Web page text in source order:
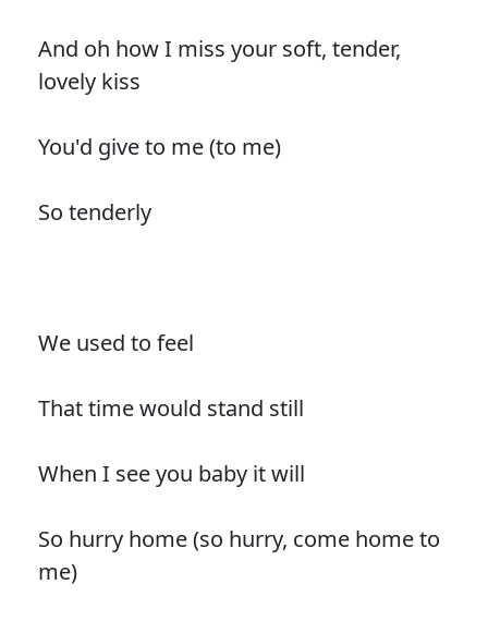
And oh how I miss your soft, tender,
lovely kiss
You'd give to me (to me)
So tenderly
We used to feel
That time would stand still
When I see you baby it will
So hurry home (so hurry, come home to
me)